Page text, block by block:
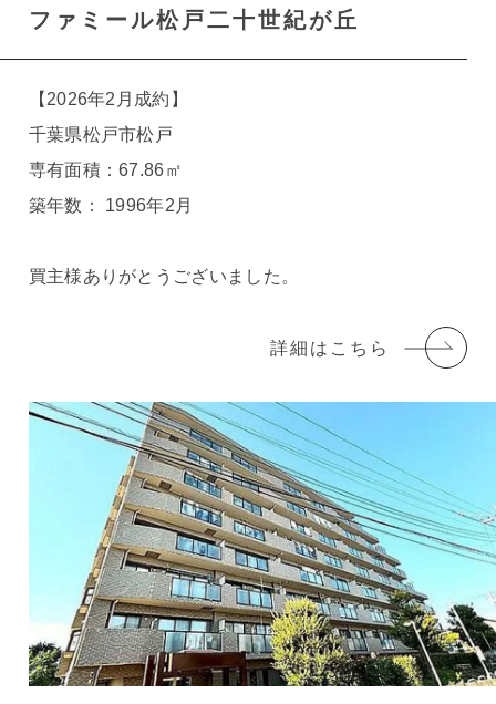
ファミール松戸二十世紀が丘
【2026年2月成約】
千葉県松戸市松戸
専有面積：67.86㎡
築年数： 1996年2月
買主様ありがとうございました。
詳細はこちら